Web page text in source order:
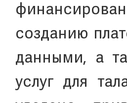
созданию
данными, а
услуг для